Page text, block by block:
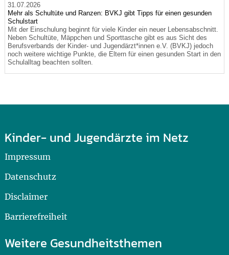
31.07.2026
Mehr als Schultüte und Ranzen: BVKJ gibt Tipps für einen gesunden
Schulstart
Mit der Einschulung beginnt für viele Kinder ein neuer Lebensabschnitt.
Neben Schultüte, Mäppchen und Sporttasche gibt es aus Sicht des
Berufsverbands der Kinder- und Jugendärzt*innen e.V. (BVKJ) jedoch
noch weitere wichtige Punkte, die Eltern für einen gesunden Start in den
Schulalltag beachten sollten.
Kinder- und Jugendärzte im Netz
Impressum
Datenschutz
Disclaimer
Barrierefreiheit
Weitere Gesundheitsthemen